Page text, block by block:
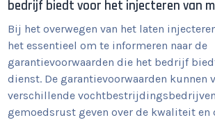
bedrijf biedt voor het injecteren van
Bij het overwegen van het laten
het essentieel om te informeren naar de
garantievoorwaarden die het bedrijf
dienst. De garantievoorwaarden kunnen
verschillende
gemoedsrust geven over de kwaliteit en